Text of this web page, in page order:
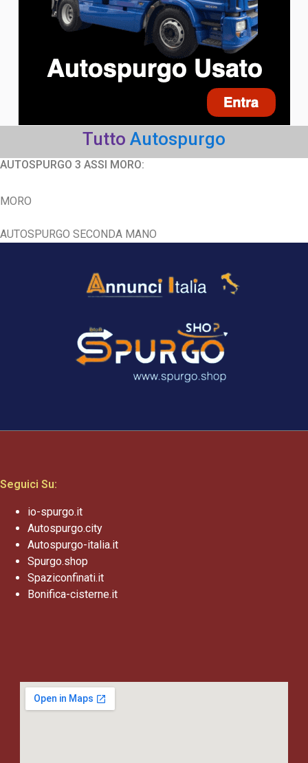
Tutto Autospurgo
AUTOSPURGO 3 ASSI MORO:
MORO
AUTOSPURGO SECONDA MANO
Seguici Su:
io-spurgo.it
Autospurgo.city
Autospurgo-italia.it
Spurgo.shop
Spaziconfinati.it
Bonifica-cisterne.it